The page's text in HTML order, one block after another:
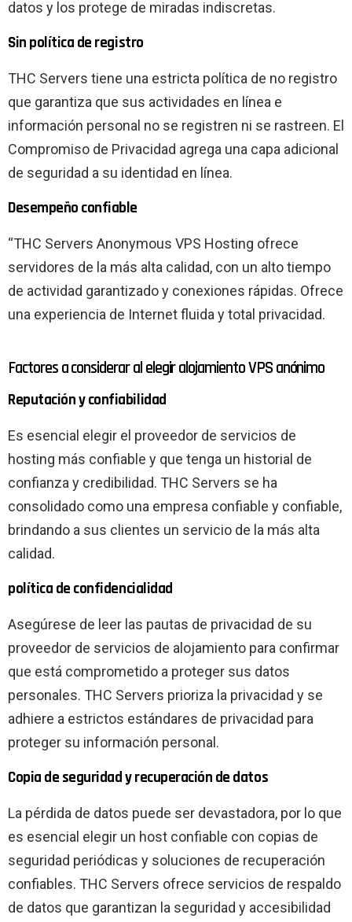
datos y los protege de miradas indiscretas.
Sin política de registro
THC Servers tiene una estricta política de no registro
que garantiza que sus actividades en línea e
información personal no se registren ni se rastreen. El
Compromiso de Privacidad agrega una capa adicional
de seguridad a su identidad en línea.
Desempeño confiable
“THC Servers Anonymous VPS Hosting ofrece
servidores de la más alta calidad, con un alto tiempo
de actividad garantizado y conexiones rápidas. Ofrece
una experiencia de Internet fluida y total privacidad.
Factores a considerar al elegir alojamiento VPS anónimo
Reputación y confiabilidad
Es esencial elegir el proveedor de servicios de
hosting más confiable y que tenga un historial de
confianza y credibilidad. THC Servers se ha
consolidado como una empresa confiable y confiable,
brindando a sus clientes un servicio de la más alta
calidad.
política de confidencialidad
Asegúrese de leer las pautas de privacidad de su
proveedor de servicios de alojamiento para confirmar
que está comprometido a proteger sus datos
personales. THC Servers prioriza la privacidad y se
adhiere a estrictos estándares de privacidad para
proteger su información personal.
Copia de seguridad y recuperación de datos
La pérdida de datos puede ser devastadora, por lo que
es esencial elegir un host confiable con copias de
seguridad periódicas y soluciones de recuperación
confiables. THC Servers ofrece servicios de respaldo
de datos que garantizan la seguridad y accesibilidad